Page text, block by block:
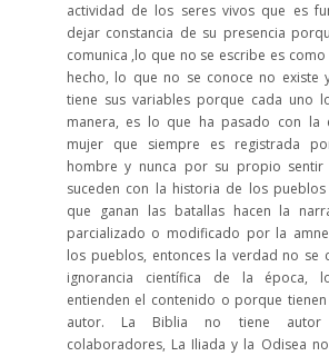
actividad de los seres vivos que es
dejar constancia de su presencia
comunica ,lo que no se escribe es
hecho, lo que no se conoce no existe
tiene sus variables porque cada uno
manera, es lo que ha pasado con la
mujer que siempre es registrada
hombre y nunca por su propio sentir
suceden con la historia de los
que ganan las batallas hacen la
parcializado o modificado por la
los pueblos, entonces la verdad no se
ignorancia científica de la época,
entienden el contenido o porque
autor. La Biblia no tiene autor
colaboradores, La Iliada y la Odisea